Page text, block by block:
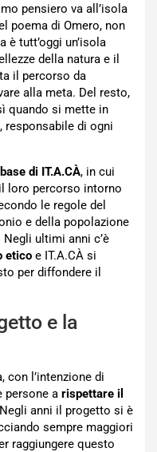
pensiero va all’isola
poema di Omero, non
è tutt’oggi un’isola
della natura e il
il percorso da
alla meta. Del resto,
quando si mette in
responsabile di ogni
di IT.A.CÀ, in cui
loro percorso intorno
le regole del
e della popolazione
ultimi anni c’è
etico e IT.A.CÀ si
per diffondere il
e la
con l’intenzione di
persone a rispettare il
anni il progetto si è
sempre maggiori
raggiungere questo